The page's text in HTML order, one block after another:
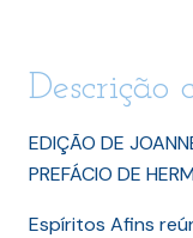
Descrição
EDIÇÃO DE
PREFÁCIO DE
Espíritos Afins